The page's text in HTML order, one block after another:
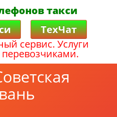
такси
ТехЧат
сервис. Услуги